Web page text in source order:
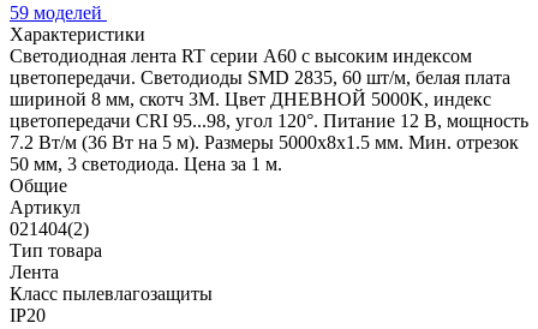
59 моделей
Характеристики
Светодиодная лента RT серии A60 с высоким индексом
цветопередачи. Светодиоды SMD 2835, 60 шт/м, белая плата
шириной 8 мм, скотч 3М. Цвет ДНЕВНОЙ 5000K, индекс
цветопередачи CRI 95...98, угол 120°. Питание 12 В, мощность
7.2 Вт/м (36 Вт на 5 м). Размеры 5000х8х1.5 мм. Мин. отрезок
50 мм, 3 светодиода. Цена за 1 м.
Общие
Артикул
021404(2)
Тип товара
Лента
Класс пылевлагозащиты
IP20